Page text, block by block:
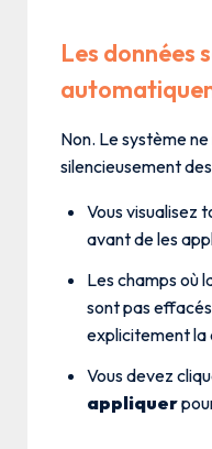
Les données
Non. Le système
silencieusement
Vous visualisez
avant de les
Les champs où
sont pas
explicitement la
Vous devez
appliquer